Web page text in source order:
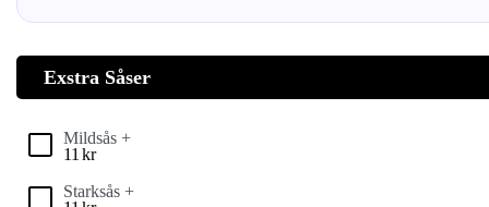
Exstra Såser
Mildsås +
11 kr
Starksås +